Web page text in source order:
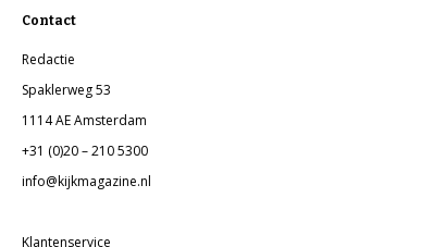
Contact
Redactie
Spaklerweg 53
1114 AE Amsterdam
+31 (0)20 – 210 5300
info@kijkmagazine.nl
Klantenservice